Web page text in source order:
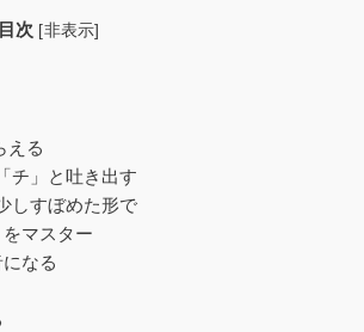
目次 [非表示]
える
チ」と吐き出す
しすぼめた形で
マスター
なる